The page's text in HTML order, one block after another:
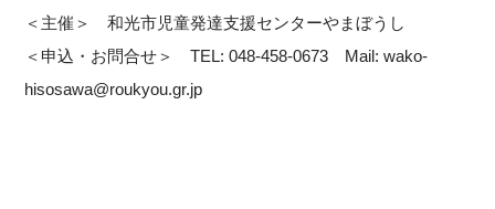
＜主催＞ 和光市児童発達支援センターやまぼうし
＜申込・お問合せ＞ TEL: 048-458-0673 Mail: wako-
hisosawa@roukyou.gr.jp